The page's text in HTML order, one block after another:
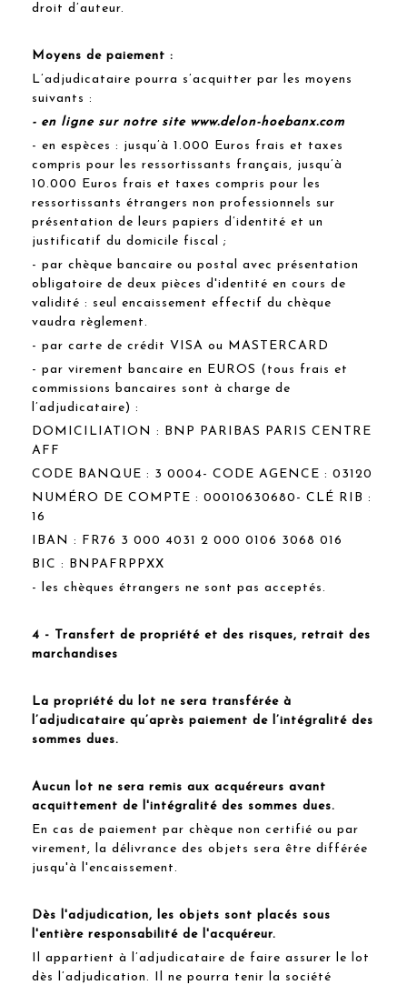
droit d’auteur.
Moyens de paiement :
L’adjudicataire pourra s’acquitter par les moyens
suivants :
- en ligne sur notre site www.delon-hoebanx.com
- en espèces : jusqu’à 1.000 Euros frais et taxes
compris pour les ressortissants français, jusqu’à
10.000 Euros frais et taxes compris pour les
ressortissants étrangers non professionnels sur
présentation de leurs papiers d’identité et un
justificatif du domicile fiscal ;
- par chèque bancaire ou postal avec présentation
obligatoire de deux pièces d'identité en cours de
validité : seul encaissement effectif du chèque
vaudra règlement.
- par carte de crédit VISA ou MASTERCARD
- par virement bancaire en EUROS (tous frais et
commissions bancaires sont à charge de
l’adjudicataire) :
DOMICILIATION : BNP PARIBAS PARIS CENTRE
AFF
CODE BANQUE : 3 0004- CODE AGENCE : 03120
NUMÉRO DE COMPTE : 00010630680- CLÉ RIB :
16
IBAN : FR76 3 000 4031 2 000 0106 3068 016
BIC : BNPAFRPPXX
- les chèques étrangers ne sont pas acceptés.
4 - Transfert de propriété et des risques, retrait des
marchandises
La propriété du lot ne sera transférée à
l’adjudicataire qu’après paiement de l’intégralité des
sommes dues.
Aucun lot ne sera remis aux acquéreurs avant
acquittement de l'intégralité des sommes dues.
En cas de paiement par chèque non certifié ou par
virement, la délivrance des objets sera être différée
jusqu'à l'encaissement.
Dès l'adjudication, les objets sont placés sous
l'entière responsabilité de l'acquéreur.
Il appartient à l’adjudicataire de faire assurer le lot
dès l’adjudication. Il ne pourra tenir la société